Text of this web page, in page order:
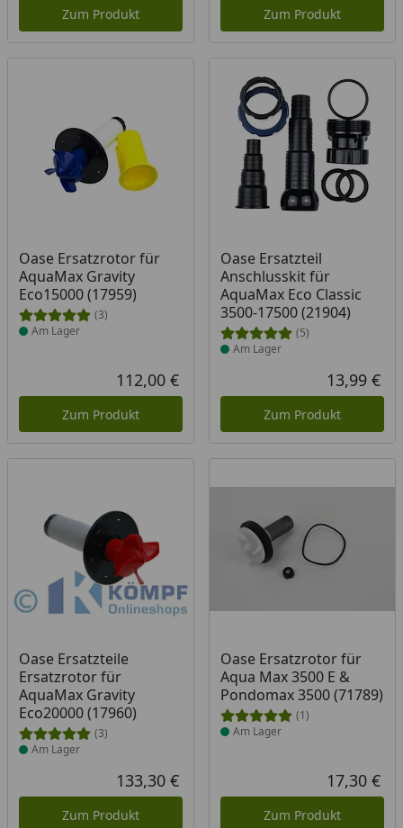
Zum Produkt Zum Produkt
Oase Ersatzrotor für
AquaMax Gravity
Eco15000 (17959)
(3)
Produkt am Lager
Am Lager
Aktueller Preis
112,00 €
Zum Produkt
Oase Ersatzteil
Anschlusskit für
AquaMax Eco Classic
3500-17500 (21904)
(5)
Produkt am Lager
Am Lager
13,99 €
Zum Produkt
Oase Ersatzteile
Ersatzrotor für
AquaMax Gravity
Eco20000 (17960)
(3)
Produkt am Lager
Am Lager
Aktueller Preis
133,30 €
Zum Produkt
Oase Ersatzrotor für
Aqua Max 3500 E &
Pondomax 3500 (71789)
(1)
Produkt am Lager
Am Lager
17,30 €
Zum Produkt